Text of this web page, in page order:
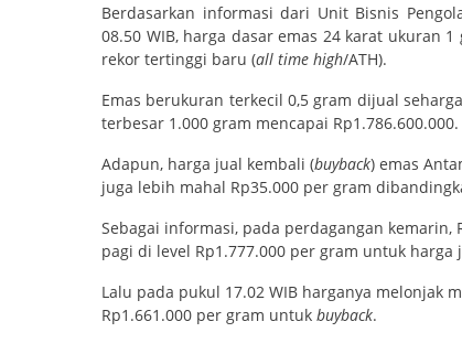
Berdasarkan informasi dari Unit Bisnis
08.50 WIB, harga dasar emas 24 karat ukuran
rekor tertinggi baru (all time high/ATH).
Emas berukuran terkecil 0,5 gram dijual
terbesar 1.000 gram mencapai Rp1.786.600.000.
Adapun, harga jual kembali (buyback) emas
juga lebih mahal Rp35.000 per gram
Sebagai informasi, pada perdagangan kemarin,
pagi di level Rp1.777.000 per gram untuk
Lalu pada pukul 17.02 WIB harganya melonjak
Rp1.661.000 per gram untuk buyback.